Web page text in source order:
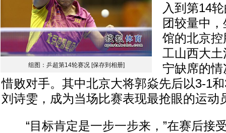
组图：乒超第14轮赛况 [保存到相册]
入到第14
团较量中
馆的北京
工山西大
宁缺席的
惜败对手。其中北京大将郭焱先后以3-1
刘诗雯，成为当场比赛表现最抢眼的运动
“目标肯定是一步一步来，”在赛后接